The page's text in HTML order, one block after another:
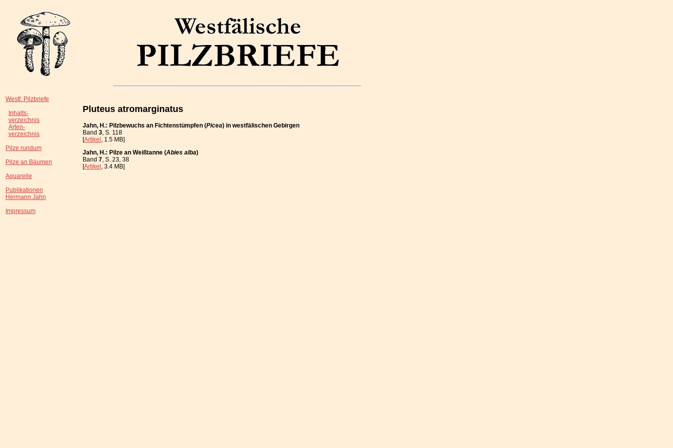
Westf. Pilzbriefe
Inhalts-
verzeichnis
Arten-
verzeichnis
Pilze rundum
Pilze an Bäumen
Aquarelle
Publikationen
Hermann Jahn
Impressum
Pluteus atromarginatus
Jahn, H.: Pilzbewuchs an Fichtenstümpfen (Picea) in westfälischen Gebirgen
Band 3, S. 118
[Artikel, 1.5 MB]
Jahn, H.: Pilze an Weißtanne (Abies alba)
Band 7, S. 23, 38
[Artikel, 3.4 MB]